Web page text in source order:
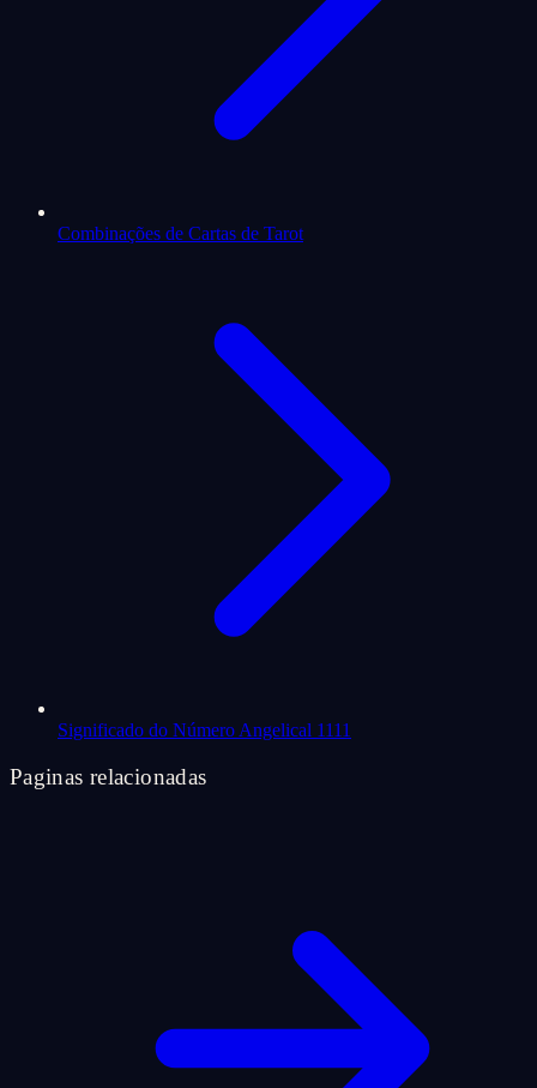
Combinações de Cartas de Tarot
Significado do Número Angelical 1111
Paginas relacionadas